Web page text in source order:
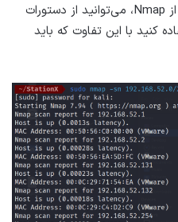
اسکن شبکه‌های بی‌سیم با استفاده از Nmap، می‌توانید از دستورات
کنید با این تفاوت که باید